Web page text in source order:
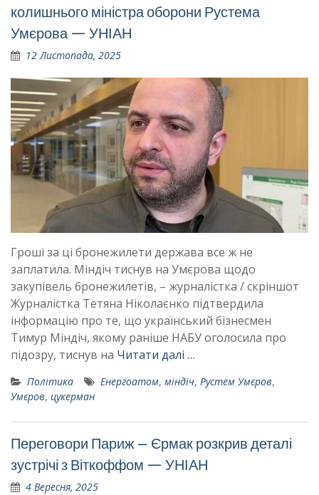
колишнього міністра оборони Рустема
Умєрова — УНІАН
12 Листопада, 2025
Гроші за ці бронежилети держава все ж не
заплатила. Міндіч тиснув на Умєрова щодо
закупівель бронежилетів, – журналістка / скріншот
Журналістка Тетяна Ніколаєнко підтвердила
інформацію про те, що український бізнесмен
Тимур Міндіч, якому раніше НАБУ оголосила про
підозру, тиснув на Читати далі …
Політика Енергоатом, міндіч, Рустем Умєров,
Умєров, цукерман
Переговори Париж – Єрмак розкрив деталі
зустрічі з Віткоффом — УНІАН
4 Вересня, 2025